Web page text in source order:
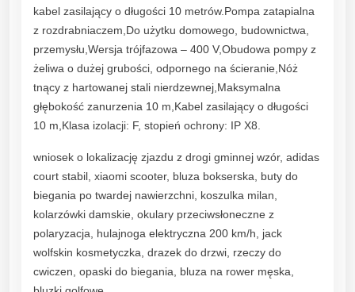
kabel zasilający o długości 10 metrów.Pompa zatapialna
z rozdrabniaczem,Do użytku domowego, budownictwa,
przemysłu,Wersja trójfazowa – 400 V,Obudowa pompy z
żeliwa o dużej grubości, odpornego na ścieranie,Nóż
tnący z hartowanej stali nierdzewnej,Maksymalna
głębokość zanurzenia 10 m,Kabel zasilający o długości
10 m,Klasa izolacji: F, stopień ochrony: IP X8.
wniosek o lokalizację zjazdu z drogi gminnej wzór, adidas
court stabil, xiaomi scooter, bluza bokserska, buty do
biegania po twardej nawierzchni, koszulka milan,
kolarzówki damskie, okulary przeciwsłoneczne z
polaryzacja, hulajnoga elektryczna 200 km/h, jack
wolfskin kosmetyczka, drazek do drzwi, rzeczy do
cwiczen, opaski do biegania, bluza na rower męska,